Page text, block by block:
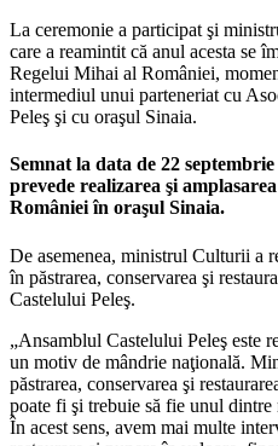
La ceremonie a participat şi
care a reamintit că anul acesta se
Regelui Mihai al României,
intermediul unui parteneriat cu
Peleş şi cu oraşul Sinaia.
Semnat la data de 22
prevede realizarea şi
României în oraşul Sinaia.
De asemenea, ministrul Culturii a
în păstrarea, conservarea şi
Castelului Peleş.
„Ansamblul Castelului Peleş este
un motiv de mândrie naţională.
păstrarea, conservarea şi
poate fi şi trebuie să fie unul
În acest sens, avem mai multe